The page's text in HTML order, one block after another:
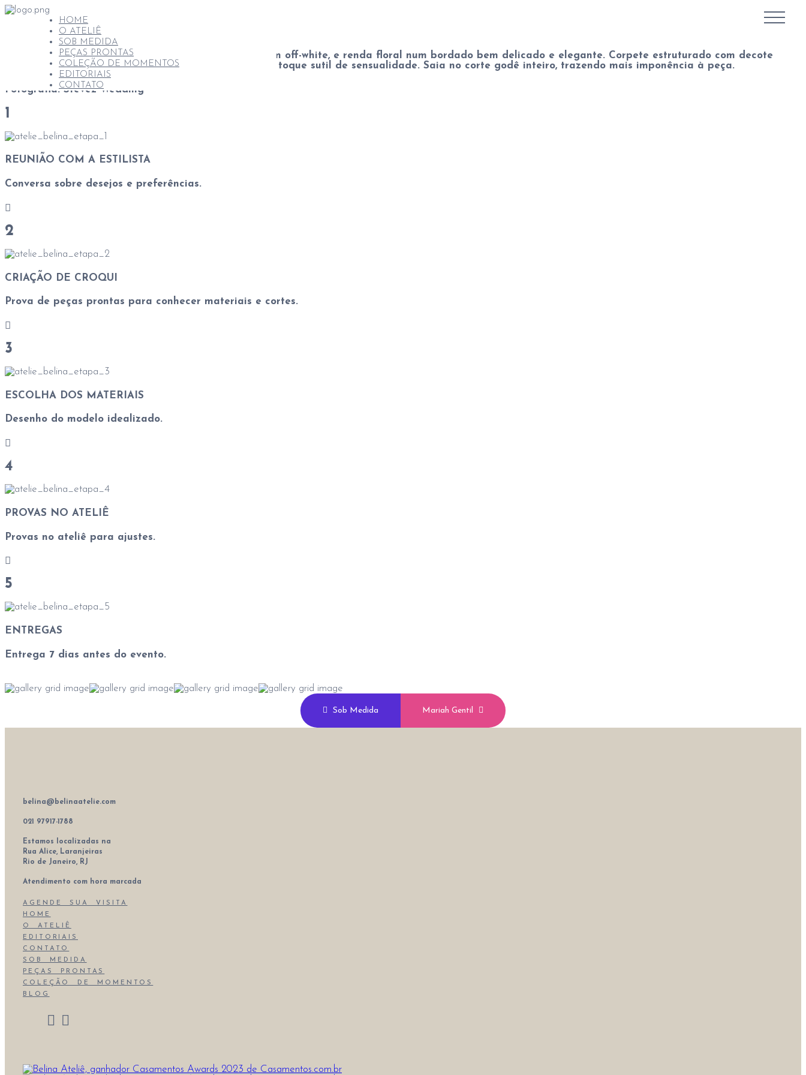
HOME
O ATELIÊ
SOB MEDIDA
PEÇAS PRONTAS
COLEÇÃO DE MOMENTOS
EDITORIAIS
CONTATO
Carolina Villeroy
Descrição do vestido:Modelo todo em zibeline, no tom off-white, e renda floral num bordado bem delicado e elegante. Corpete estruturado com decote
coração na frente e leve V nas costas, conferindo um toque sutil de sensualidade. Saia no corte godê inteiro, trazendo mais imponência à peça.
Fotografia:Stevez Wedding
1
REUNIÃO COM A ESTILISTA
Conversa sobre desejos e preferências.
2
CRIAÇÃO DE CROQUI
Prova de peças prontas para conhecer materiais e cortes.
3
ESCOLHA DOS MATERIAIS
Desenho do modelo idealizado.
4
PROVAS NO ATELIÊ
Provas no ateliê para ajustes.
5
ENTREGAS
Entrega 7 dias antes do evento.
Sob Medida Mariah Gentil
belina@belinaatelie.com
021 97917-1788
Estamos localizadas na
Rua Alice, Laranjeiras
Rio de Janeiro, RJ
Atendimento com hora marcada
AGENDE SUA VISITA
HOME
O ATELIÊ
EDITORIAIS
CONTATO
SOB MEDIDA
PEÇAS PRONTAS
COLEÇÃO DE MOMENTOS
BLOG